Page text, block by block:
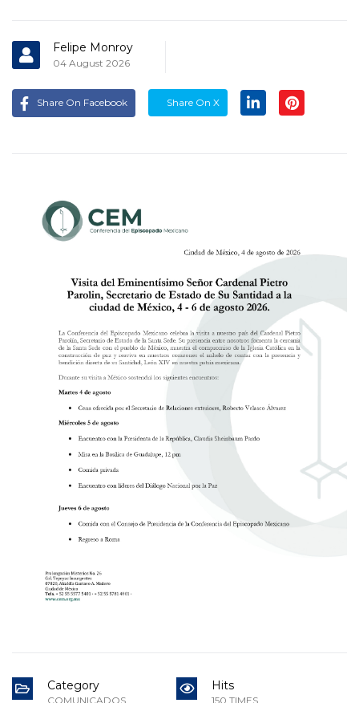
Felipe Monroy
04 August 2026
Share On Facebook Share On X
Category
COMUNICADOS
Hits
150 TIMES